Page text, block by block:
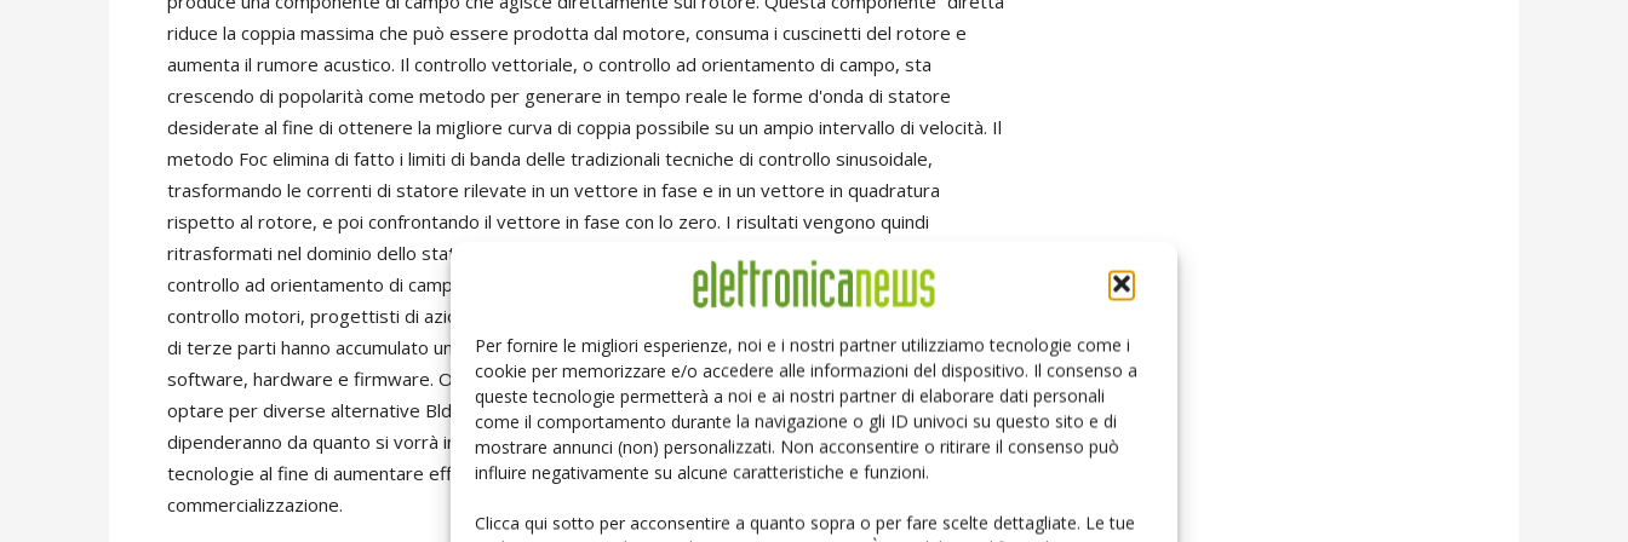
Per fornire le migliori esperienze, noi e i nostri partner utilizziamo tecnologie come i
cookie per memorizzare e/o accedere alle informazioni del dispositivo. Il consenso a
queste tecnologie permetterà a noi e ai nostri partner di elaborare dati personali
come il comportamento durante la navigazione o gli ID univoci su questo sito e di
mostrare annunci (non) personalizzati. Non acconsentire o ritirare il consenso può
influire negativamente su alcune caratteristiche e funzioni.
Clicca qui sotto per acconsentire a quanto sopra o per fare scelte dettagliate. Le tue
riduce la coppia massima che può essere prodotta dal motore, consuma i cuscinetti del rotore e
aumenta il rumore acustico. Il controllo vettoriale, o controllo ad orientamento di campo, sta
crescendo di popolarità come metodo per generare in tempo reale le forme d'onda di statore
desiderate al fine di ottenere la migliore curva di coppia possibile su un ampio intervallo di velocità. Il
metodo Foc elimina di fatto i limiti di banda delle tradizionali tecniche di controllo sinusoidale,
trasformando le correnti di statore rilevate in un vettore in fase e in un vettore in quadratura
rispetto al rotore, e poi confrontando il vettore in fase con lo zero. I risultati vengono quindi
ritrasformati nel dominio dello statore per generare gli impulsi di controllo Pwm richiesti. Da quando il
controllo ad orientamento di campo è stato proposto per la prima volta sul mercato come tecnica di
controllo motori, progettisti di azionamenti, produttori di processori di controllo motori e sviluppatori
di terze parti hanno accumulato un’ingente quantità di proprietà intellettuale sotto forma di algoritmi
software, hardware e firmware. Oggi i progettisti di sistemi di controllo e di azionamento possono
optare per diverse alternative Bldc a velocità variabile utilizzando tecniche Foc. Gli sviluppi futuri
dipenderanno da quanto si vorrà investire nei sistemi Foc proprietari e dall'impiego delle nuove
tecnologie al fine di aumentare efficienza e prestazioni, riducendo costi e tempi di
commercializzazione.